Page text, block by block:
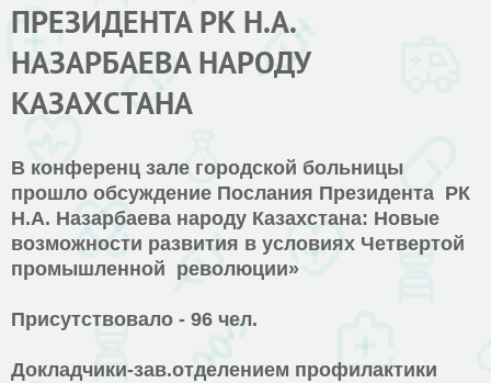
ПРЕЗИДЕНТА РК Н.А.
НАЗАРБАЕВА НАРОДУ
КАЗАХСТАНА
В конференц зале городской больницы
прошло обсуждение Послания Президента РК
Н.А. Назарбаева народу Казахстана: Новые
возможности развития в условиях Четвертой
промышленной революции»
Присутствовало - 96 чел.
Докладчики-зав.отделением профилактики